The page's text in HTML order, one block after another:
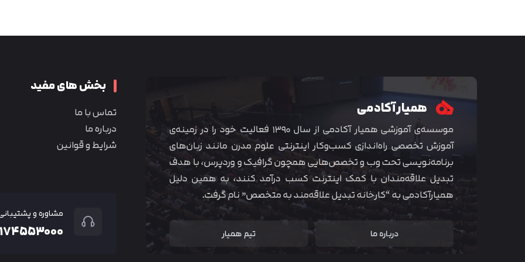
همیار آکادمی
موسسه‌ی آموزشی همیار آکادمی از سال ۱۳۹۰ فعالیت خود را در زمینه‌ی
آموزش تخصصی راه‌اندازی کسب‌و‌کار اینترنتی علوم مدرن مانند زبان‌های
برنامه‌نویسی تحت وب و تخصص‌هایی همچون گرافیک و وردپرس، با هدف
تبدیل علاقه‌مندان با کمک اینترنت کسب درآمد کنند، به همین دلیل
همیارآکادمی به “کارخانه تبدیل علاقه‌مند به متخصص” نام گرفت.
درباره ما تیم همیار
بخش های مفید
تماس با ما
درباره ما
شرایط و قوانین
مشاوره و
متوجه شدم